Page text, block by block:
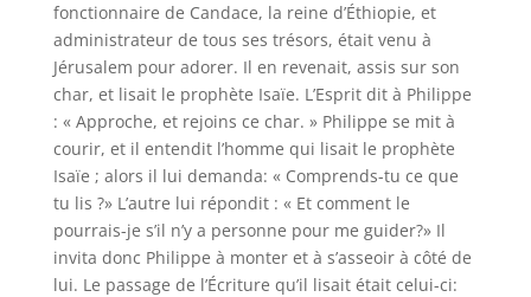
fonctionnaire de Candace, la reine d’Éthiopie, et
administrateur de tous ses trésors, était venu à
Jérusalem pour adorer. Il en revenait, assis sur son
char, et lisait le prophète Isaïe. L’Esprit dit à Philippe
: « Approche, et rejoins ce char. » Philippe se mit à
courir, et il entendit l’homme qui lisait le prophète
Isaïe ; alors il lui demanda: « Comprends-tu ce que
tu lis ?» L’autre lui répondit : « Et comment le
pourrais-je s’il n’y a personne pour me guider?» Il
invita donc Philippe à monter et à s’asseoir à côté de
lui. Le passage de l’Écriture qu’il lisait était celui-ci: